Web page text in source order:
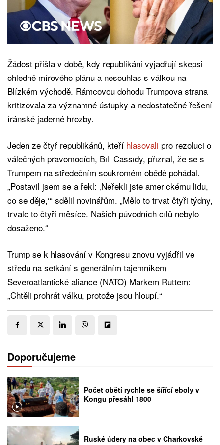
Žádost přišla v době, kdy republikáni vyjadřují skepsi
ohledně mírového plánu a nesouhlas s válkou na
Blízkém východě. Rámcovou dohodu Trumpova strana
kritizovala za významné ústupky a nedostatečné řešení
íránské jaderné hrozby.
Jeden ze čtyř republikánů, kteří hlasovali pro rezoluci o
válečných pravomocích, Bill Cassidy, přiznal, že se s
Trumpem na středečním soukromém obědě pohádal.
„Postavil jsem se a řekl: ‚Neřekli jste americkému lidu,
co se děje,‘“ sdělil novinářům. „Mělo to trvat čtyři týdny,
trvalo to čtyři měsíce. Našich původních cílů nebylo
dosaženo.“
Trump se k hlasování v Kongresu znovu vyjádřil ve
středu na setkání s generálním tajemníkem
Severoatlantické aliance (NATO) Markem Ruttem:
„Chtěli prohrát válku, protože jsou hloupí.“
Doporučujeme
Počet obětí rychle se šířící eboly v
Kongu přesáhl 1800
Ruské údery na obec v Charkovské